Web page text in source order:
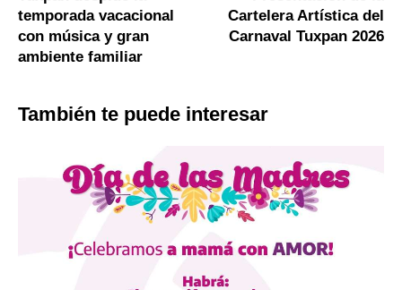
temporada vacacional
con música y gran
ambiente familiar
Cartelera Artística del
Carnaval Tuxpan 2026
También te puede interesar